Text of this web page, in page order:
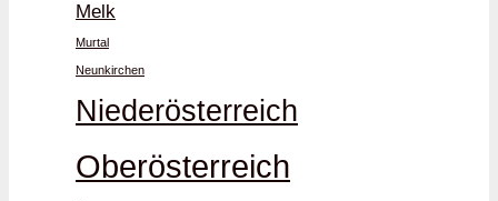
Melk
Murtal
Neunkirchen
Niederösterreich
Oberösterreich